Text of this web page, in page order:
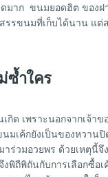
ดมาก ขนมยอดฮิต ของ
สรรขนมที่เก็บได้นาน แ
ซ้ำใคร
ด เพราะนอกจากเจ้าข
มเค้กยังเป็นของหวาน
ร่วมอวยพร ด้วยเหตุนี้จึ
พิถีพิถันกับการเลือกซื้อเ